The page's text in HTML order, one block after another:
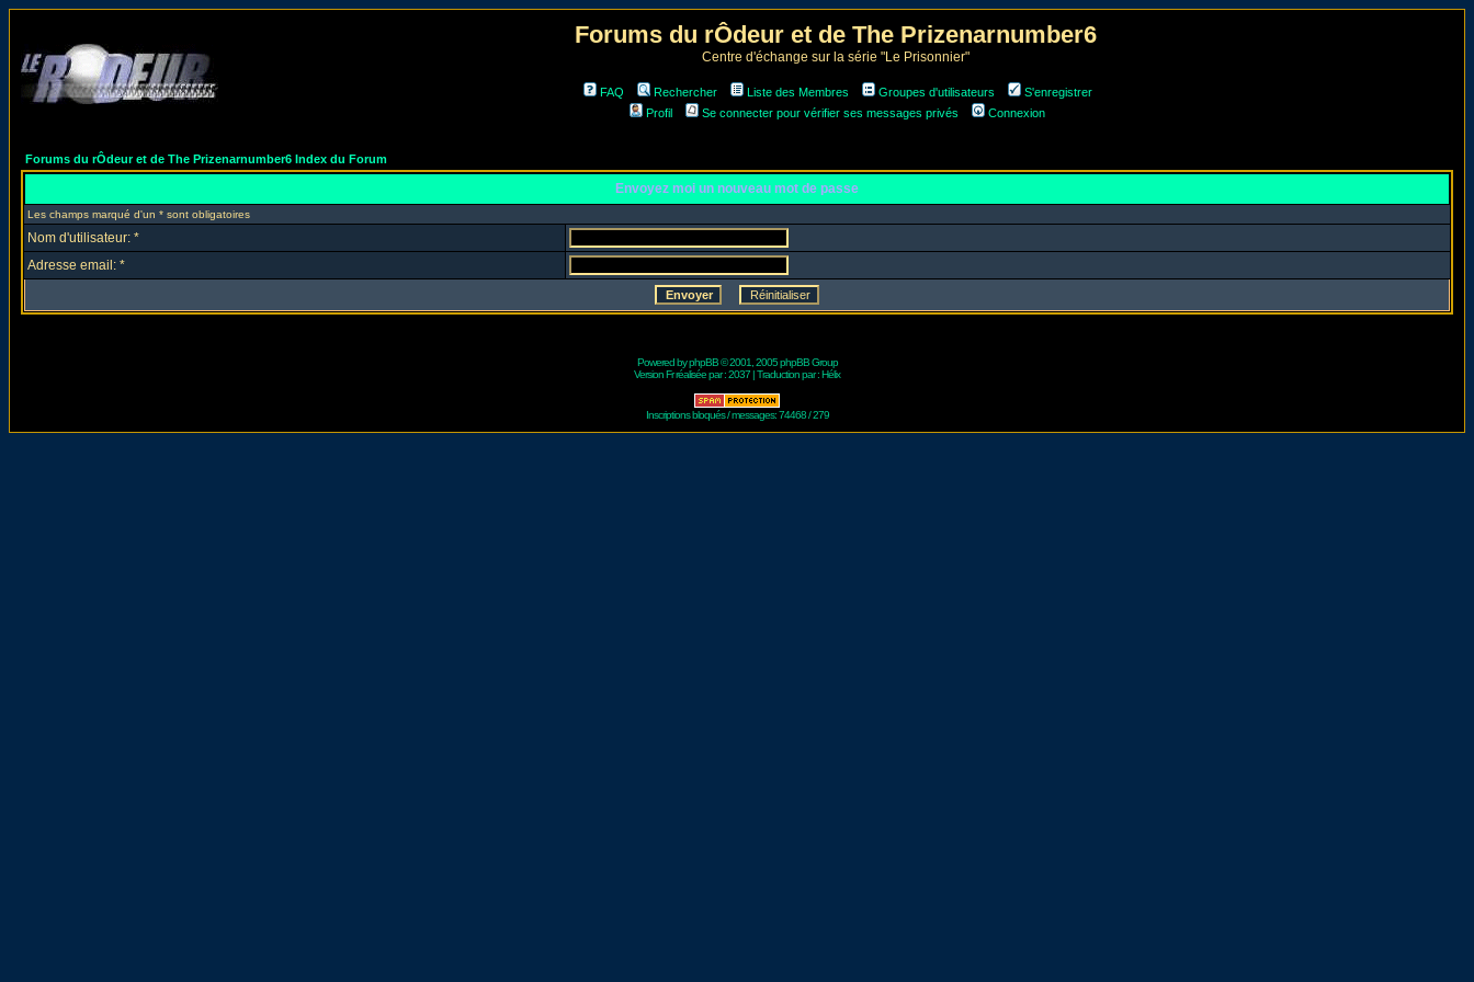
Forums du rÔdeur et de The Prizenarnumber6
Centre d'échange sur la série "Le Prisonnier"
FAQ Rechercher Liste des Membres Groupes d'utilisateurs
S'enregistrer
Profil
Se connecter pour vérifier ses messages privés Connexion
Forums du rÔdeur et de The Prizenarnumber6 Index du Forum
Envoyez moi un nouveau mot de passe
Les champs marqué d'un * sont obligatoires
Nom d'utilisateur: *
Adresse email: *
Powered byphpBB© 2001, 2005 phpBB Group
Version Fr réalisée par :2037 | Traduction par :Hélix
Inscriptions bloqués / messages: 74468 / 279